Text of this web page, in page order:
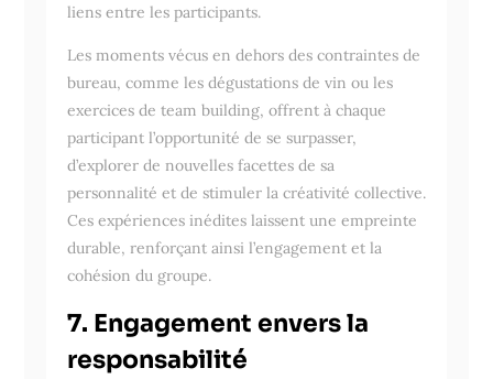
liens entre les participants.
Les moments vécus en dehors des contraintes de
bureau, comme les dégustations de vin ou les
exercices de team building, offrent à chaque
participant l’opportunité de se surpasser,
d’explorer de nouvelles facettes de sa
personnalité et de stimuler la créativité collective.
Ces expériences inédites laissent une empreinte
durable, renforçant ainsi l’engagement et la
cohésion du groupe.
7. Engagement envers la
responsabilité